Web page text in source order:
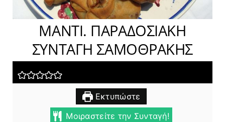
ΜΑΝΤΙ. ΠΑΡΑΔΟΣΙΑΚΗ
ΣΥΝΤΑΓΗ ΣΑΜΟΘΡΑΚΗΣ
Εκτυπώστε
Μοιραστείτε την Συνταγή!